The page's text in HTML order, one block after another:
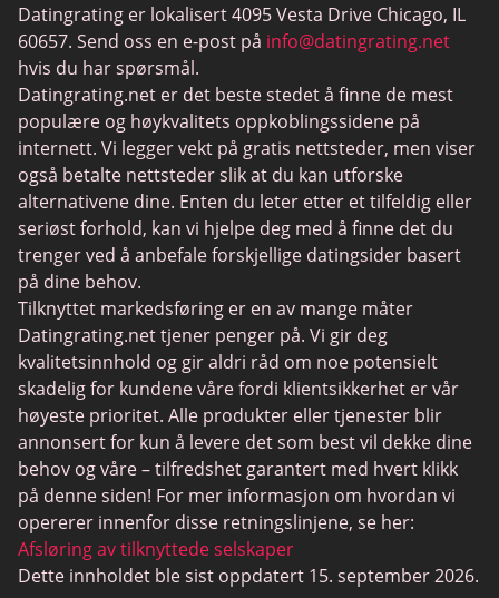
MeetMindful
BDSM Dating
BBPeopleMeet
Sugar Daddy nettsteder
JPeopleMeet
Transdating
Senior datingsider
MyLOL
Gay Dating
Lesbisk dating
Svarte datingsider
SugarDaddyMeet
LatinAmericanCupid
CatholicMatch
Datingrating er lokalisert 4095 Vesta Drive Chicago, IL
60657. Send oss en e-post på info@datingrating.net
hvis du har spørsmål.
Datingrating.net er det beste stedet å finne de mest
populære og høykvalitets oppkoblingssidene på
internett. Vi legger vekt på gratis nettsteder, men viser
også betalte nettsteder slik at du kan utforske
alternativene dine. Enten du leter etter et tilfeldig eller
seriøst forhold, kan vi hjelpe deg med å finne det du
trenger ved å anbefale forskjellige datingsider basert
på dine behov.
Tilknyttet markedsføring er en av mange måter
Datingrating.net tjener penger på. Vi gir deg
kvalitetsinnhold og gir aldri råd om noe potensielt
skadelig for kundene våre fordi klientsikkerhet er vår
høyeste prioritet. Alle produkter eller tjenester blir
annonsert for kun å levere det som best vil dekke dine
behov og våre – tilfredshet garantert med hvert klikk
på denne siden! For mer informasjon om hvordan vi
opererer innenfor disse retningslinjene, se her:
Afsløring av tilknyttede selskaper
Dette innholdet ble sist oppdatert 15. september 2026.